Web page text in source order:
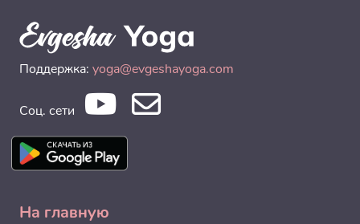
Поддержка: yoga@evgeshayoga.com
Соц. сети
На главную